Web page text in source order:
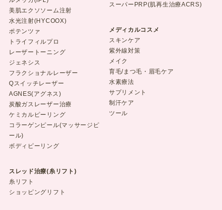
美肌エクソソーム注射
水光注射(HYCOOX)
ポテンツァ
トライフィルプロ
レーザートーニング
ジェネシス
フラクショナルレーザー
Qスイッチレーザー
AGNES(アグネス)
炭酸ガスレーザー治療
ケミカルピーリング
コラーゲンピール(マッサージピ
ール)
ボディピーリング
スレッド治療(糸リフト)
糸リフト
ショッピングリフト
スーパーPRP(肌再生治療ACRS)
メディカルコスメ
スキンケア
紫外線対策
メイク
育毛/まつ毛・眉毛ケア
水素療法
サプリメント
制汗ケア
ツール